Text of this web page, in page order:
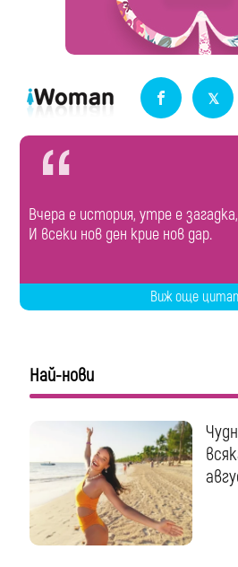
Вчера е история, утре е
И всеки нов ден крие нов дар.
Виж още
Най-нови